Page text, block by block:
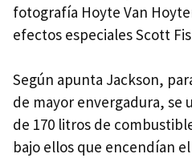
fotografía Hoyte Van
efectos especiales Scott
Según apunta Jackson,
de mayor envergadura, se
de 170 litros de
bajo ellos que encendían